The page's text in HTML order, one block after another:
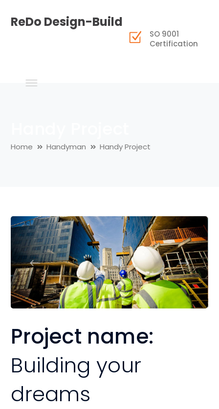
ReDo Design-Build
SO 9001
Certification
Home Handyman Handy Project
Project name:
Building your
dreams